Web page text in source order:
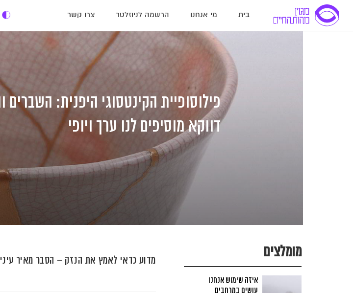
בית מי אנחנו הרשמה לניוזלטר צרו קשר
פילוסופיית הקינטסוגי היפנית: השברים
דווקא מוסיפים לנו ערך ויופי
מדוע כדאי לאמץ את הנזק – הסבר מאיר
מומלצים
איזה שימוש אנחנו
עושים במרחבים